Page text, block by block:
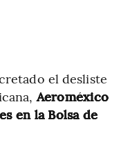
el desliste
Aeroméxico
en la Bolsa de